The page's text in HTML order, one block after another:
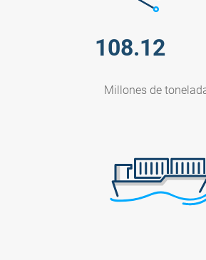
108.12
Millones de